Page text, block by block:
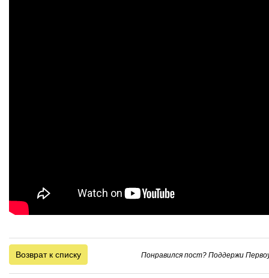
Возврат к списку Понравился пост? Поддержи